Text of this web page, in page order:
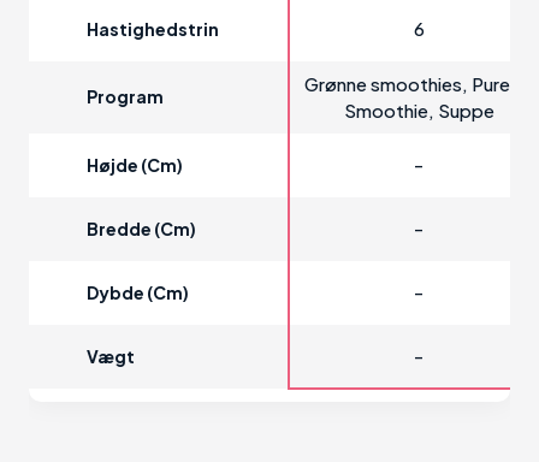
Hastighedstrin 6
Program
Grønne smoothies, Purere,
Smoothie, Suppe
Højde (cm) -
Bredde (cm) -
Dybde (cm) -
Vægt -